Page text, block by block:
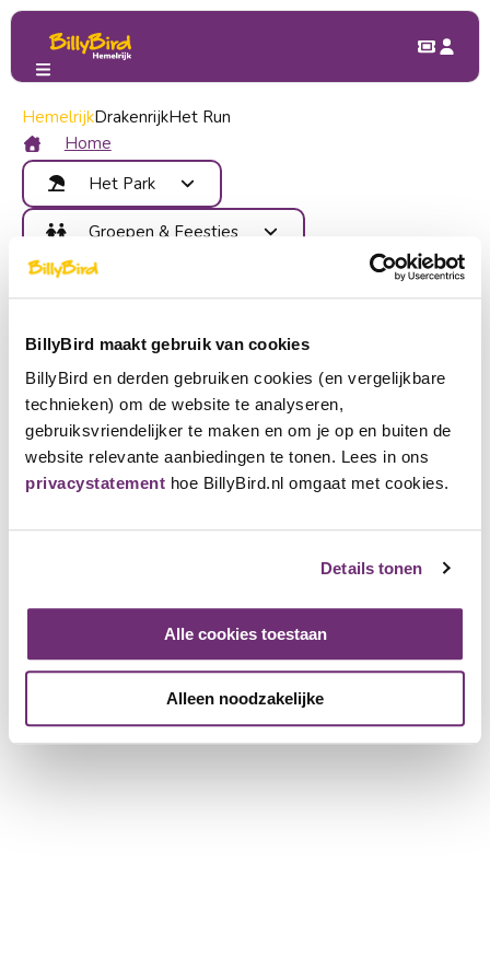
BillyBird maakt gebruik van cookies
BillyBird en derden gebruiken cookies (en vergelijkbare
technieken) om de website te analyseren,
gebruiksvriendelijker te maken en om je op en buiten de
website relevante aanbiedingen te tonen. Lees in ons
privacystatement hoe BillyBird.nl omgaat met cookies.
Details tonen
Alle cookies toestaan
Alleen noodzakelijke
HemelrijkDrakenrijkHet Run
Home
Het Park
Attracties
Plattegrond
Evenementen
Groepen & Feestjes
Kinderfeestje
Schoolreisje
Groepsuitje
Voordelen
Contact
Tickets kopen
Taal kiezen
Nederlands
English
Partner worden
Lidmaatschap
Lidmaatschap BillyBird Hemelrijk eenmalig
Lidmaatschap BillyBird
Hemelrijk eenmalig